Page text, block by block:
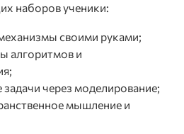
наборов ученики:
своими руками;
алгоритмов и
через моделирование;
мышление и